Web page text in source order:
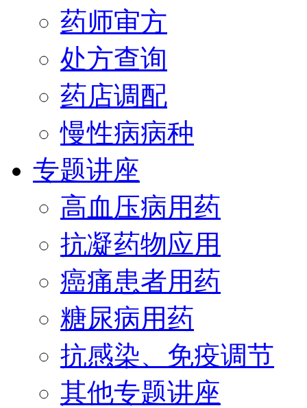
药师审方
处方查询
药店调配
慢性病病种
专题讲座
高血压病用药
抗凝药物应用
癌痛患者用药
糖尿病用药
抗感染、免疫调节
其他专题讲座